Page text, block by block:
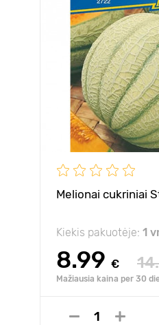
Melionai cukriniai
Kiekis pakuotėje: 1
8.99 €
Mažiausia kaina per 30